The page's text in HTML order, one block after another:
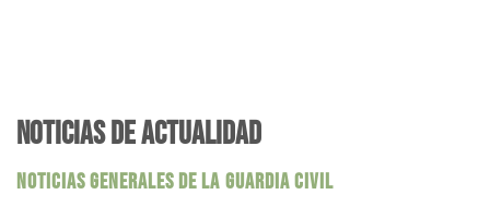
NOTICIAS DE ACTUALIDAD
NOTICIAS GENERALES DE LA GUARDIA CIVIL